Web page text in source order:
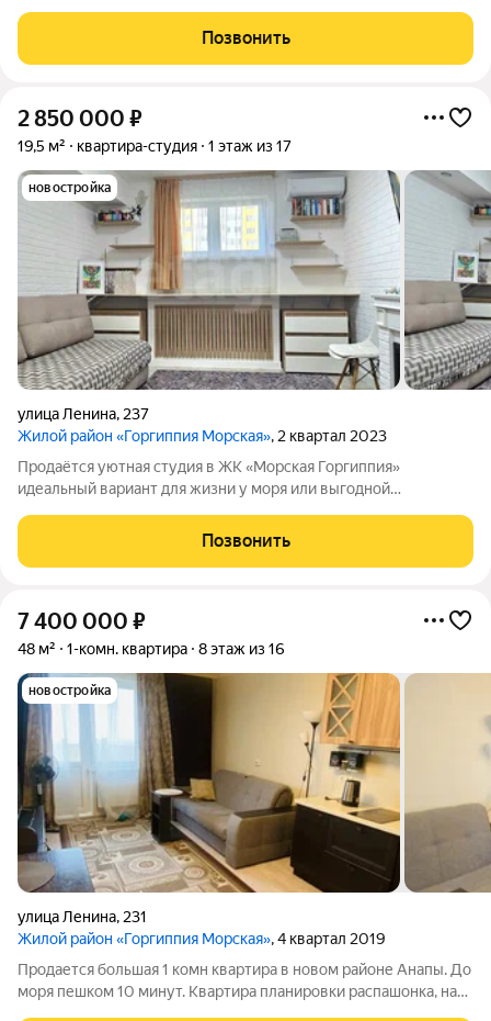
гостиная 19кв.м Комната 11.54кв.м Прихожая 3.32кв.м Сан.узел
3.83кв.м Paзвитая
Позвонить
2 850 000 ₽
19,5 м² квартира-студия 1 этаж из 17
новостройка
улица Ленина, 237
Жилой район «Горгиппия Морская», 2 квартал 2023
Продаётся уютная студия в ЖК «Морская Горгиппия»
идеальный вариант для жизни у моря или выгодной
современный ремонт, квартира полностью меблирована и
укомплектована всей необходимой бытовой
Позвонить
7 400 000 ₽
48 м² 1-комн. квартира 8 этаж из 16
новостройка
улица Ленина, 231
Жилой район «Горгиппия Морская», 4 квартал 2019
Продается большая 1 комн квартира в новом районе Анапы. До
моря пешком 10 минут. Квартира планировки распашонка, на